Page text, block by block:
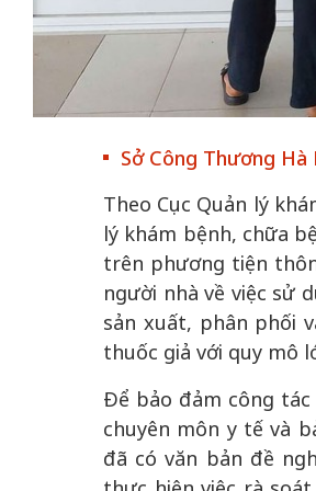
Sở Công Thương
Theo Cục Quản lý
lý khám bệnh, chữa
trên phương tiện
người nhà về việc sử
sản xuất, phân phối
thuốc giả với quy mô
Để bảo đảm công
chuyên môn y tế và
đã có văn bản đề
nhập UNESCO - Khơi
nguồn nội lực, định hình
vị thế kiến tạo | Kỳ 2:
Chuyển hóa hợp tác
thành động lực phát
triển